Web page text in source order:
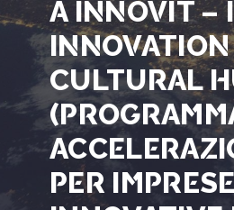
A INNOVIT –
CULTURAL
PER IMPRESE